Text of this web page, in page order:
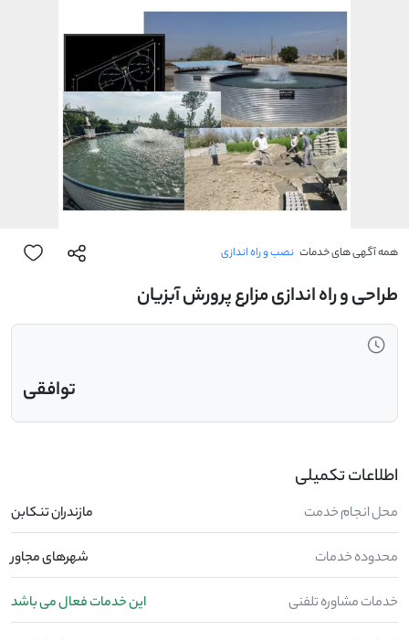
همه آگهی های خدمات نصب و راه اندازی
طراحی و راه اندازی مزارع پرورش آبزیان
توافقی
اطلاعات تکمیلی
محل انجام خدمت مازندران تنکابن
محدوده خدمات شهرهای مجاور
خدمات مشاوره تلفنی این خدمات فعال می باشد